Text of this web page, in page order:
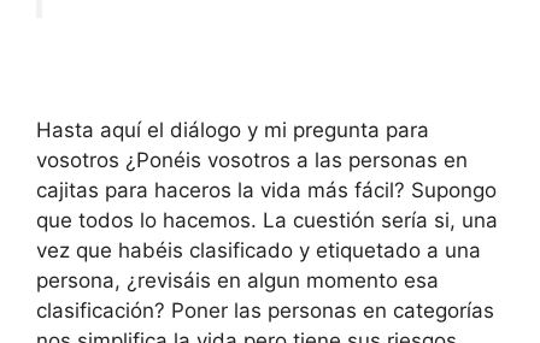
Hasta aquí el diálogo y mi pregunta para
vosotros ¿Ponéis vosotros a las personas en
cajitas para haceros la vida más fácil? Supongo
que todos lo hacemos. La cuestión sería si, una
vez que habéis clasificado y etiquetado a una
persona, ¿revisáis en algun momento esa
clasificación? Poner las personas en categorías